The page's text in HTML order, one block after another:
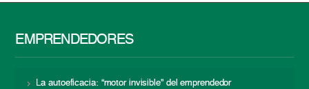
EMPRENDEDORES
La autoeficacia: “motor invisible” del emprendedor